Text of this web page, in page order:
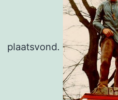
plaatsvond.